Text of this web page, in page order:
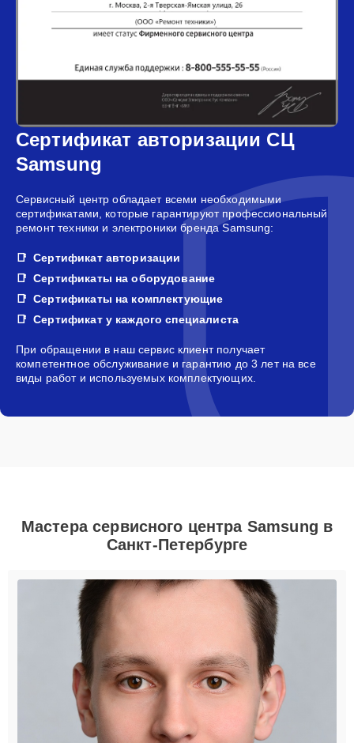
Сертификат авторизации СЦ
Samsung
Сервисный центр обладает всеми необходимыми
сертификатами, которые гарантируют профессиональный
ремонт техники и электроники бренда Samsung:
Сертификат авторизации
Сертификаты на оборудование
Сертификаты на комплектующие
Сертификат у каждого специалиста
При обращении в наш сервис клиент получает
компетентное обслуживание и гарантию до 3 лет на все
виды работ и используемых комплектующих.
Мастера сервисного центра Samsung в
Санкт-Петербурге